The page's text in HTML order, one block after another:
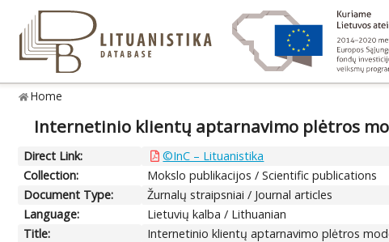
Home
Internetinio klientų aptarnavimo plėtros
Direct Link:
©InC – Lituanistika
Collection:
Mokslo publikacijos / Scientific publications
Document Type:
Žurnalų straipsniai / Journal articles
Language:
Lietuvių kalba / Lithuanian
Title:
Internetinio klientų aptarnavimo plėtros